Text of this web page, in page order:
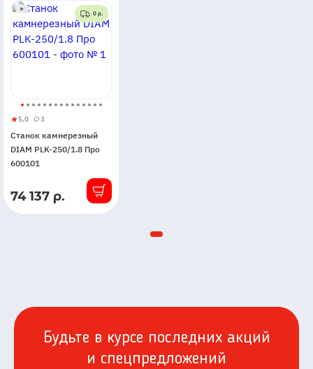
0 р.
Станок
камнерезный
DIAM
Про
5.0
5
3 3
Станок камнерезный
DIAM PLK-250/1.8 Про
600101
В
74 137 р.
Будьте в курсе последних акций
и спецпредложений